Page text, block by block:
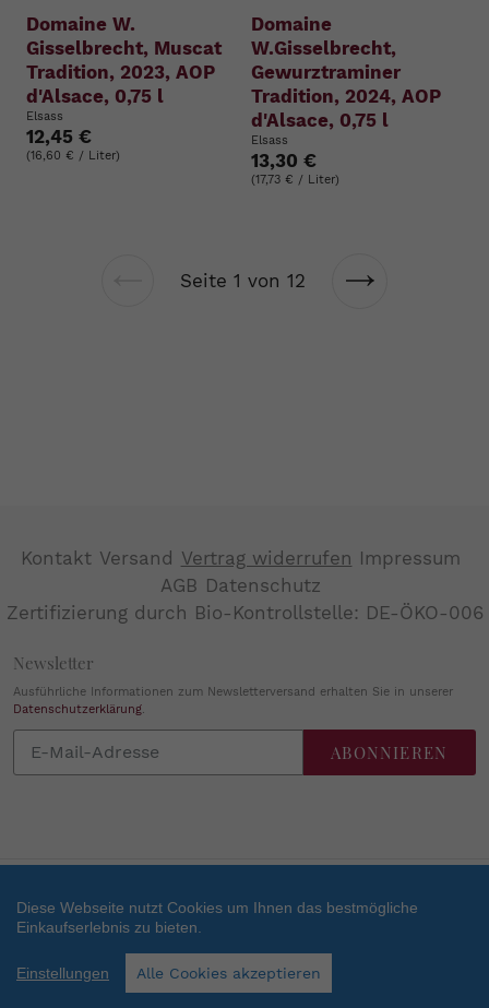
Domaine W.
Gisselbrecht, Muscat
Tradition, 2023, AOP
d'Alsace, 0,75 l
Elsass
12,45 €
(16,60 € / Liter)
Domaine
W.Gisselbrecht,
Gewurztraminer
Tradition, 2024, AOP
d'Alsace, 0,75 l
Elsass
13,30 €
(17,73 € / Liter)
Vorherige
Seite 1 von 12
Nächste
Kontakt Versand Vertrag widerrufen Impressum
AGB Datenschutz
Zertifizierung durch Bio-Kontrollstelle: DE-ÖKO-006
Newsletter
Ausführliche Informationen zum Newsletterversand erhalten Sie in unserer
Datenschutzerklärung.
Sie
ABONNIEREN
Zahlungsarten
FacebookInstagram
Diese Webseite nutzt Cookies um Ihnen das bestmögliche
Einkaufserlebnis zu bieten.
Einstellungen Alle Cookies akzeptieren
SEHR GUT (4.84 / 5)
aus
Bewertungen bei: shopvote.de ⓘ
Informationen zur Echtheit der Bewertungen